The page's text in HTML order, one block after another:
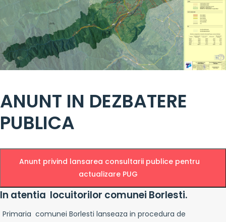
ANUNT IN DEZBATERE
PUBLICA
Anunt privind lansarea consultarii publice pentru
actualizare PUG
In atentia locuitorilor comunei Borlesti.
Primaria comunei Borlesti lanseaza in procedura de